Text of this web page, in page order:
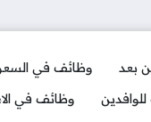
بعد
وظائف في
وظائف في